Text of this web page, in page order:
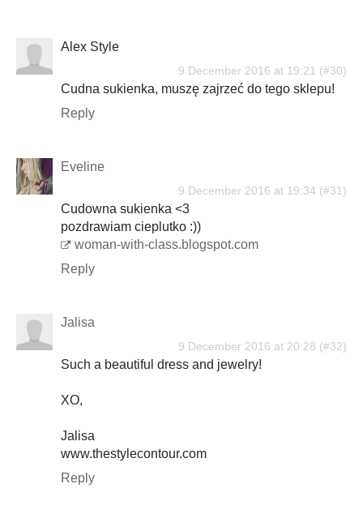
Alex Style
9 December 2016 at 19:21
Cudna sukienka, muszę zajrzeć do tego sklepu!
Reply
Eveline
9 December 2016 at 19:34
Cudowna sukienka <3
pozdrawiam cieplutko :))
woman-with-class.blogspot.com
Reply
Jalisa
9 December 2016 at 20:28
Such a beautiful dress and jewelry!
XO,
Jalisa
www.thestylecontour.com
Reply